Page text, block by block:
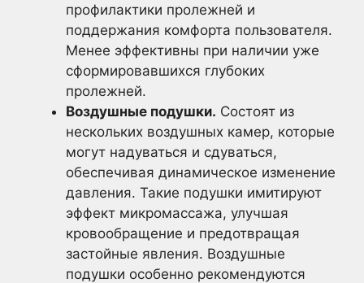
профилактики пролежней и
поддержания комфорта пользователя.
Менее эффективны при наличии уже
сформировавшихся глубоких
пролежней.
Воздушные подушки. Состоят из
нескольких воздушных камер, которые
могут надуваться и сдуваться,
обеспечивая динамическое изменение
давления. Такие подушки имитируют
эффект микромассажа, улучшая
кровообращение и предотвращая
застойные явления. Воздушные
подушки особенно рекомендуются